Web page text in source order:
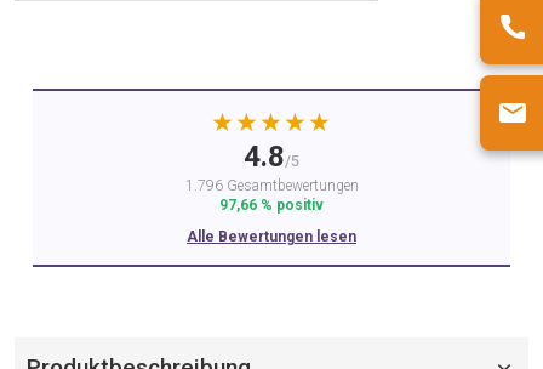
★★★★★
4.8/5
1.796 Gesamtbewertungen
97,66 % positiv
Alle Bewertungen lesen